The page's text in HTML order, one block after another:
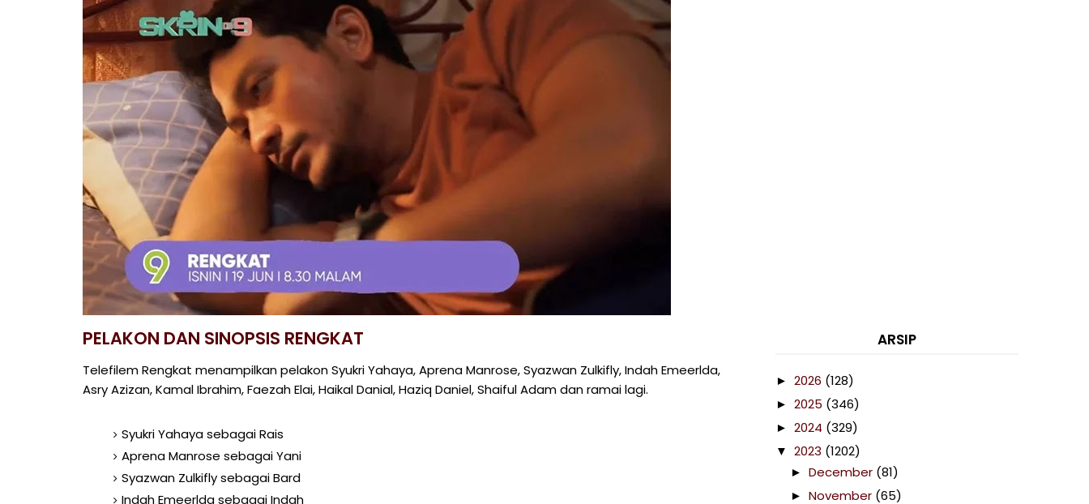
PELAKON DAN SINOPSIS RENGKAT
Telefilem Rengkat menampilkan pelakon Syukri Yahaya, Aprena Manrose, Syazwan Zulkifly, Indah Emeerlda,
Asry Azizan, Kamal Ibrahim, Faezah Elai, Haikal Danial, Haziq Daniel, Shaiful Adam dan ramai lagi.
Syukri Yahaya sebagai Rais
Aprena Manrose sebagai Yani
Syazwan Zulkifly sebagai Bard
Indah Emeerlda sebagai Indah
ARSIP
► 2026 (128)
► 2025 (346)
► 2024 (329)
▼ 2023 (1202)
► December (81)
► November (65)